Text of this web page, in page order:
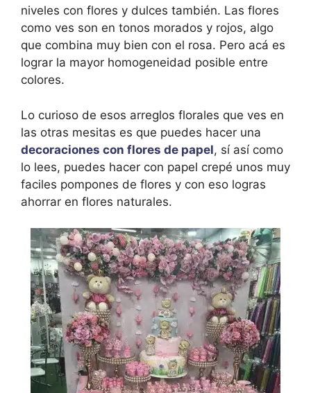
niveles con flores y dulces también. Las flores
como ves son en tonos morados y rojos, algo
que combina muy bien con el rosa. Pero acá es
lograr la mayor homogeneidad posible entre
colores.
Lo curioso de esos arreglos florales que ves en
las otras mesitas es que puedes hacer una
decoraciones con flores de papel, sí así como
lo lees, puedes hacer con papel crepé unos muy
faciles pompones de flores y con eso logras
ahorrar en flores naturales.